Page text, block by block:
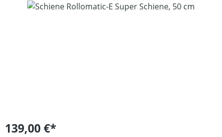
Bildergalerie überspringen
139,00 €*